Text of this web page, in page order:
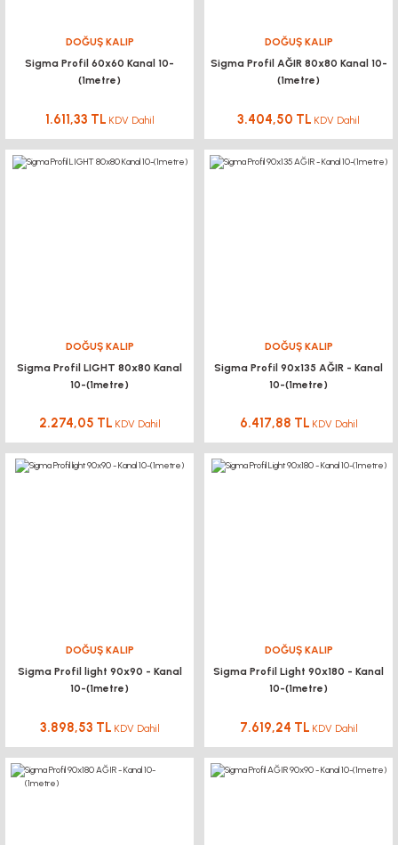
DOĞUŞ KALIP
Sigma Profil 60x60 Kanal 10-
(1metre)
1.611,33 TL KDV Dahil
DOĞUŞ KALIP
Sigma Profil AĞIR 80x80 Kanal 10-
(1metre)
3.404,50 TL KDV Dahil
DOĞUŞ KALIP
Sigma Profil LIGHT 80x80 Kanal
10-(1metre)
2.274,05 TL KDV Dahil
DOĞUŞ KALIP
Sigma Profil 90x135 AĞIR - Kanal
10-(1metre)
6.417,88 TL KDV Dahil
DOĞUŞ KALIP
Sigma Profil light 90x90 - Kanal
10-(1metre)
3.898,53 TL KDV Dahil
DOĞUŞ KALIP
Sigma Profil Light 90x180 - Kanal
10-(1metre)
7.619,24 TL KDV Dahil